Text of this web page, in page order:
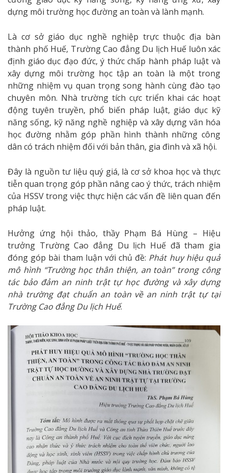
dựng môi trường học đường an toàn và lành mạnh.
Là cơ sở giáo dục nghề nghiệp trực thuộc địa bàn
thành phố Huế, Trường Cao đẳng Du lịch Huế luôn xác
định giáo dục đạo đức, ý thức chấp hành pháp luật và
xây dựng môi trường học tập an toàn là một trong
những nhiệm vụ quan trọng song hành cùng đào tạo
chuyên môn. Nhà trường tích cực triển khai các hoạt
động tuyên truyền, phổ biến pháp luật, giáo dục kỹ
năng sống, kỹ năng nghề nghiệp và xây dựng văn hóa
học đường nhằm góp phần hình thành những công
dân có trách nhiệm đối với bản thân, gia đình và xã hội.
Đây là nguồn tư liệu quý giá, là cơ sở khoa học và thực
tiễn quan trọng góp phần nâng cao ý thức, trách nhiệm
của HSSV trong việc thực hiện các vấn đề liên quan đến
pháp luật.
Hưởng ứng hội thảo, thầy Phạm Bá Hùng – Hiệu
trưởng Trường Cao đẳng Du lịch Huế đã tham gia
đóng góp bài tham luận với chủ đề: Phát huy hiệu quả
mô hình “Trường học thân thiện, an toàn” trong công
tác bảo đảm an ninh trật tự học đường và xây dựng
nhà trường đạt chuẩn an toàn về an ninh trật tự tại
Trường Cao đẳng Du lịch Huế.